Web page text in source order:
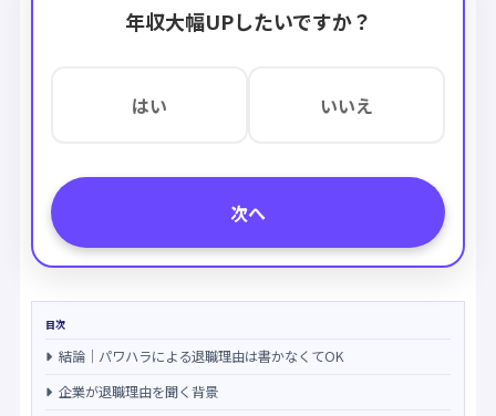
年収大幅UPしたいですか？
はい いいえ
次へ
目次
結論｜パワハラによる退職理由は書かなくてOK
企業が退職理由を聞く背景